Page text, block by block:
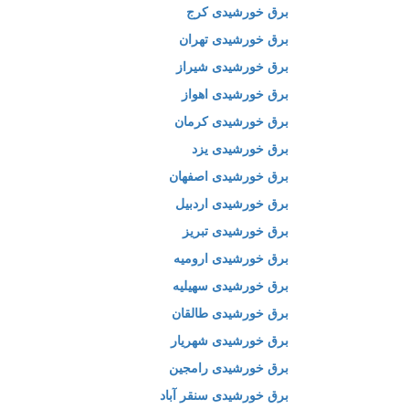
برق خورشیدی کرج
برق خورشیدی تهران
برق خورشیدی شیراز
برق خورشیدی اهواز
برق خورشیدی کرمان
برق خورشیدی یزد
برق خورشیدی اصفهان
برق خورشیدی اردبیل
برق خورشیدی تبریز
برق خورشیدی ارومیه
برق خورشیدی سهیلیه
برق خورشیدی طالقان
برق خورشیدی شهریار
برق خورشیدی رامجین
برق خورشیدی سنقر آباد